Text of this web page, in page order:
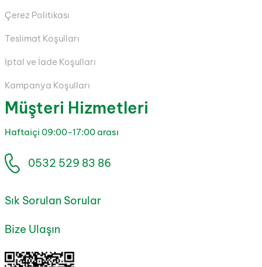
Çerez Politikası
Teslimat Koşulları
İptal ve İade Koşulları
Kampanya Koşulları
Müşteri Hizmetleri
Haftaiçi 09:00-17:00 arası
0532 529 83 86
Sık Sorulan Sorular
Bize Ulaşın